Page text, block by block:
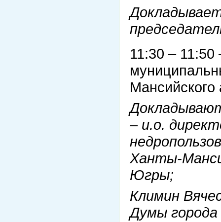
11:30 – 11:50
– и.о.
Ханты-
Югры;
Климин
Думы